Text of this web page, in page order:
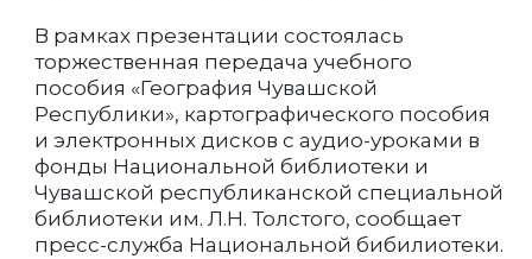
В рамках презентации состоялась
торжественная передача учебного
пособия «География Чувашской
Республики», картографического пособия
и электронных дисков с аудио-уроками в
фонды Национальной библиотеки и
Чувашской республиканской специальной
библиотеки им. Л.Н. Толстого, сообщает
пресс-служба Национальной бибилиотеки.